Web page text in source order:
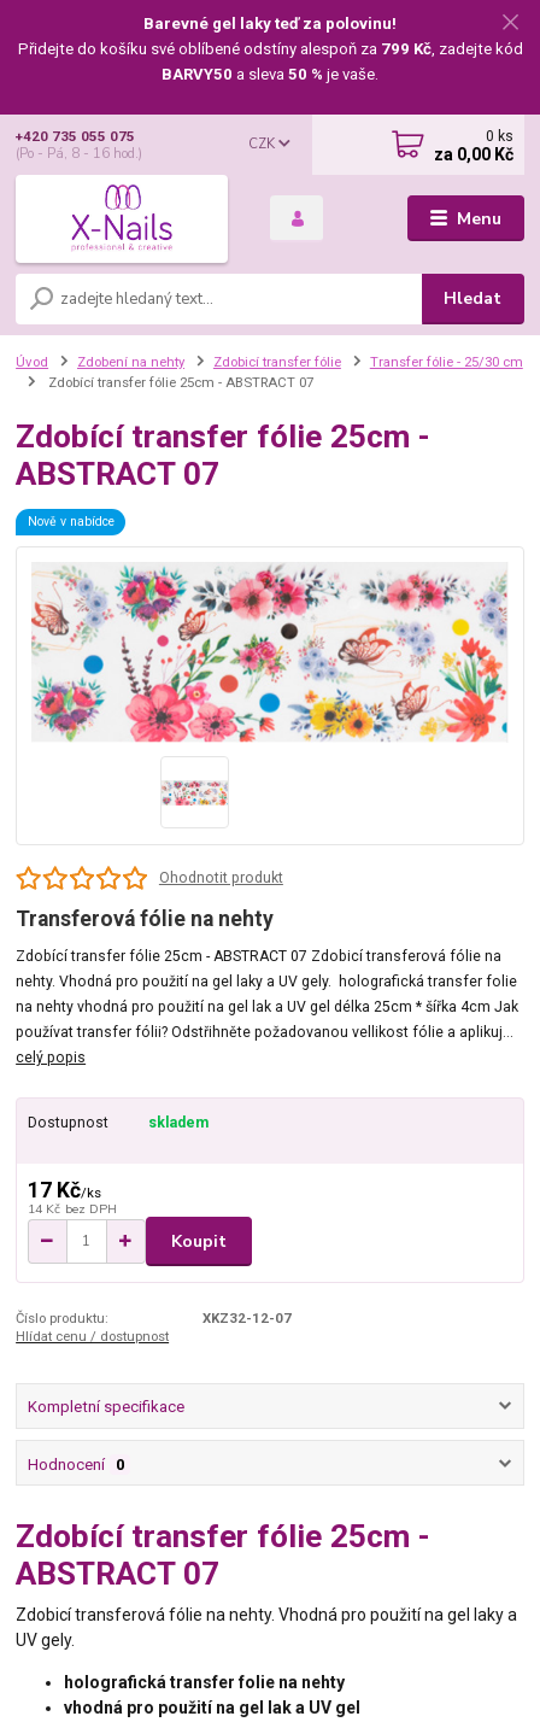
Barevné gel laky teď za polovinu!
Přidejte do košíku své oblíbené odstíny alespoň za 799 Kč, zadejte kód
BARVY50 a sleva 50 % je vaše.
Menu
CZK
Hledat
+420 735 055 075
(Po - Pá, 8 - 16 hod.)
0 ks
za 0,00 Kč
Úvod Zdobení na nehty Zdobicí transfer fólie
Transfer fólie - 25/30 cm
Zdobící transfer fólie 25cm - ABSTRACT 07
Zdobící transfer fólie 25cm -
ABSTRACT 07
Nově v nabídce
Ohodnotit produkt
Transferová fólie na nehty
Zdobící transfer fólie 25cm - ABSTRACT 07 Zdobicí transferová fólie na
nehty. Vhodná pro použití na gel laky a UV gely. holografická transfer folie
na nehty vhodná pro použití na gel lak a UV gel délka 25cm * šířka 4cm Jak
používat transfer fólii? Odstřihněte požadovanou vellikost fólie a aplikuj...
celý popis
Dostupnost skladem
17 Kč/ks
14 Kč bez DPH
Koupit
Číslo produktu:
XKZ32-12-07
Hlídat cenu / dostupnost
Kompletní specifikace
Hodnocení 0
Zdobící transfer fólie 25cm -
ABSTRACT 07
Zdobicí transferová fólie na nehty. Vhodná pro použití na gel laky a
UV gely.
holografická transfer folie na nehty
vhodná pro použití na gel lak a UV gel